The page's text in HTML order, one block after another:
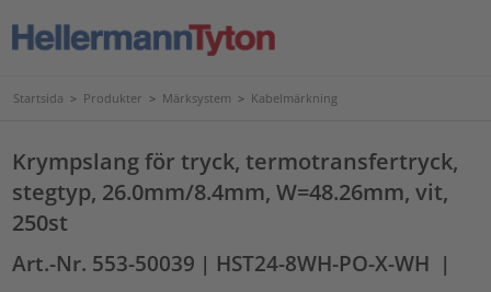
Startsida > Produkter > Märksystem > Kabelmärkning
Krympslang för tryck, termotransfertryck,
stegtyp, 26.0mm/8.4mm, W=48.26mm, vit,
250st
Art.-Nr. 553-50039 | HST24-8WH-PO-X-WH |